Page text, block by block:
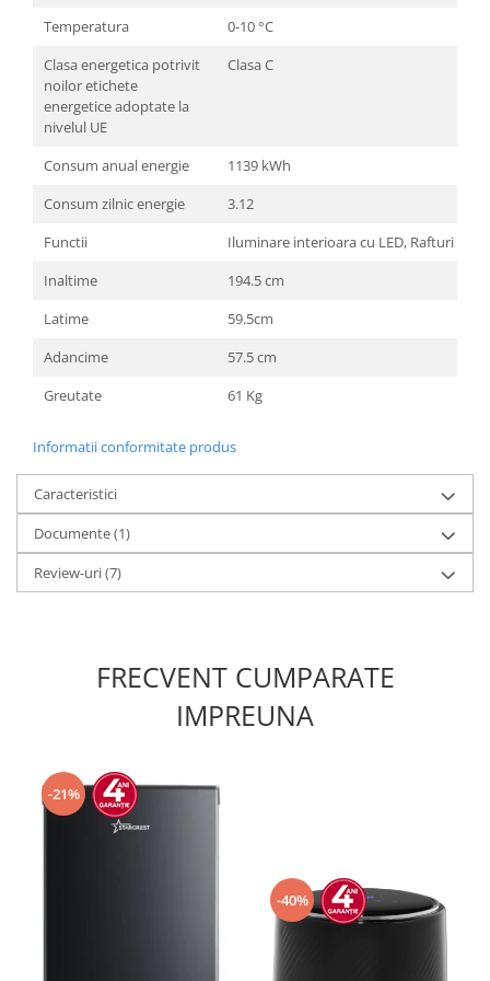
Temperatura
0-10 °C
Clasa energetica potrivit
noilor etichete
energetice adoptate la
nivelul UE
Clasa C
Consum anual energie
1139 kWh
Consum zilnic energie
3.12
Functii
Iluminare interioara cu LED, Rafturi
Inaltime
194.5 cm
Latime
59.5cm
Adancime
57.5 cm
Greutate
61 Kg
Informatii conformitate produs
Caracteristici
Documente (1)
Review-uri(7)
FRECVENT CUMPARATE
IMPREUNA
-21%
-40%